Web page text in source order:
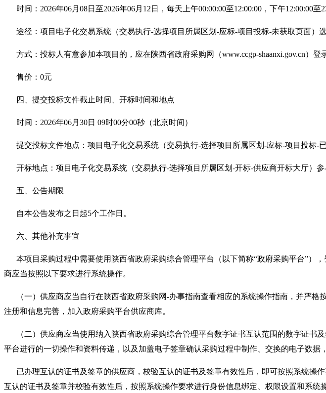
时间：2026年06月08日至2026年06月12日，每天上午00:00:00至12:00:00，下午12:00:00至
途径：项目电子化交易系统（交易执行-选择项目所属区划-应标-项目投标-未获取页面）
方式：投标人有意参加本项目的，应在陕西省政府采购网（www.ccgp-shaanxi.gov.cn）
售价：0元
四、提交投标文件截止时间、开标时间和地点
时间：2026年06月30日 09时00分00秒（北京时间）
提交投标文件地点：项目电子化交易系统（交易执行-选择项目所属区划-应标-项目投标-
开标地点：项目电子化交易系统（交易执行-选择项目所属区划-开标-供应商开标大厅）
五、公告期限
自本公告发布之日起5个工作日。
六、其他补充事宜
本项目采购过程中需要使用陕西省政府采购综合管理平台（以下简称“政府采购平台”）
商应当按照以下要求进行系统操作。
（一）供应商应当自行在陕西省政府采购网-办事指南查看相应的系统操作指南，并严
注册和信息完善，加入政府采购平台供应商库。
（二）供应商应当使用纳入陕西省政府采购综合管理平台数字证书互认范围的数字证
平台进行的一切操作和资料传递，以及加盖电子签章确认采购过程中制作、交换的电子数
已办理互认的证书及签章的供应商，校验互认的证书及签章有效性后，即可按照系统操
互认的证书及签章并校验有效性后，按照系统操作要求进行身份信息绑定、权限设置和系